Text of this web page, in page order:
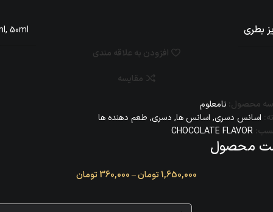
بطری , 50ml
افزودن به علاقه مندی
مقایسه
محصول: نامعلوم
اسانس دسری, اسانس‌ ها, دسری, طعم دهنده ها
CHOCOLATE FLAVOR
محصول
1,650,000تومان–
360,000تومان